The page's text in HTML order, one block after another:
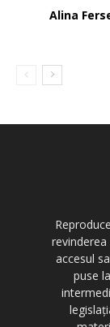
Alina
accesul
puse